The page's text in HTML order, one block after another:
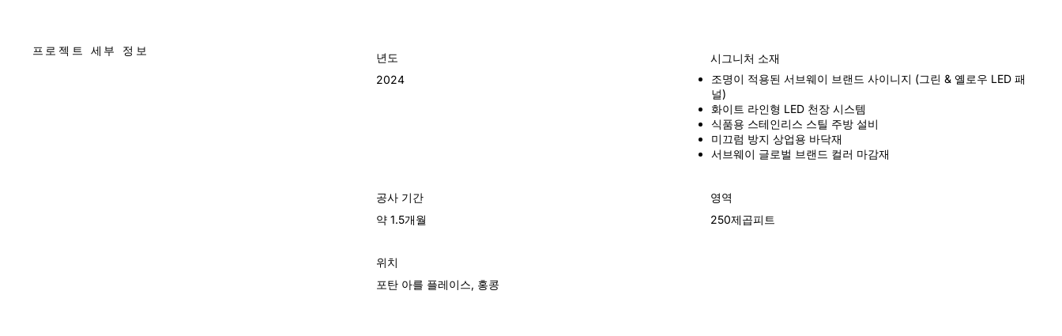
프로젝트 세부 정보
공사 기간
약 1.5개월
위치
포탄 아를 플레이스, 홍콩
시그니처 소재
조명이 적용된 서브웨이 브랜드 사이니지 (그린 & 옐로우 LED 패
널)
화이트 라인형 LED 천장 시스템
식품용 스테인리스 스틸 주방 설비
미끄럼 방지 상업용 바닥재
서브웨이 글로벌 브랜드 컬러 마감재
영역
250제곱피트
년도
2024